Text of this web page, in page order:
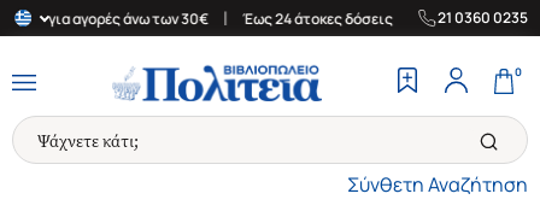
για αγορές άνω των 30€ Έως 24 άτοκες δόσεις | Δωρεάν
21 0360 0235
Σύνθετη Αναζήτηση
0